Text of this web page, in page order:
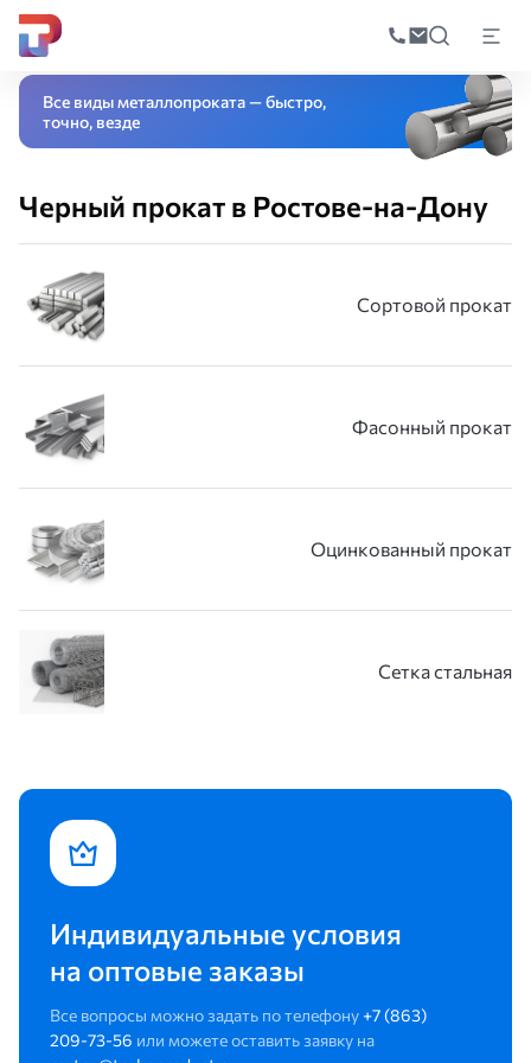
по
Главная
Все виды металлопроката — быстро,
точно, везде
Черный прокат в Ростове-на-Дону
Сортовой прокат
Фасонный прокат
Оцинкованный прокат
Сетка стальная
Индивидуальные условия
на оптовые заказы
Все вопросы можно задать по телефону +7 (863)
209-73-56 или можете оставить заявку на